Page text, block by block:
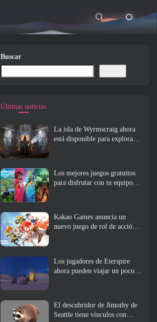
Buscar
Últimas noticias
La isla de Wyrmscraig ahora
está disponible para explorar
Los mejores juegos gratuitos
para disfrutar con tu equipo
Kakao Games anuncia un
nuevo juego de rol de acción,
Los jugadores de Eterspire
ahora pueden viajar un poco
El descubridor de Jimothy de
Seattle tiene vínculos con